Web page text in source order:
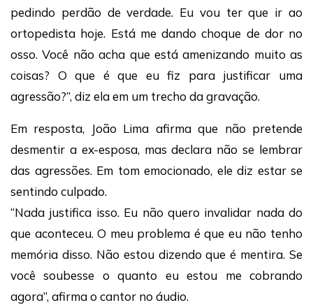
pedindo perdão de verdade. Eu vou ter que ir ao
ortopedista hoje. Está me dando choque de dor no
osso. Você não acha que está amenizando muito as
coisas? O que é que eu fiz para justificar uma
agressão?”, diz ela em um trecho da gravação.
Em resposta, João Lima afirma que não pretende
desmentir a ex-esposa, mas declara não se lembrar
das agressões. Em tom emocionado, ele diz estar se
sentindo culpado.
“Nada justifica isso. Eu não quero invalidar nada do
que aconteceu. O meu problema é que eu não tenho
memória disso. Não estou dizendo que é mentira. Se
você soubesse o quanto eu estou me cobrando
agora”, afirma o cantor no áudio.